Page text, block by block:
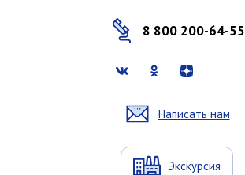
8 800 200-64-55
Написать нам
Экскурсия